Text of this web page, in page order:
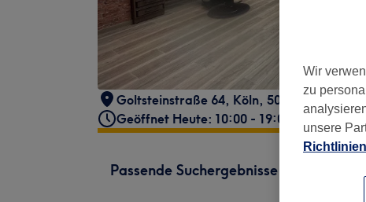
Goltsteinstraße 64, Köln, 50968
Geöffnet Heute: 10:00 - 19:00
Passende Suchergebnisse
Wir
zu
unsere
Richtlinien